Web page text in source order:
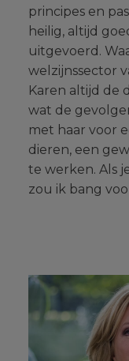
principes en
heilig, altijd
uitgevoerd.
welzijnssector
Karen altijd de
wat de
met haar voor
dieren, een
te werken. Als
zou ik bang